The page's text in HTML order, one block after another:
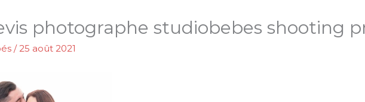
photographe studiobebes shooting
/25 août 2021